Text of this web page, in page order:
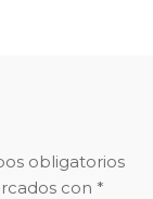
obligatorios
con *